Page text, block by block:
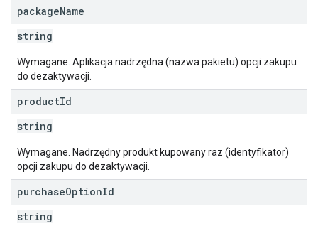
packageName
string
Wymagane. Aplikacja nadrzędna (nazwa pakietu) opcji zakupu
do dezaktywacji.
productId
string
Wymagane. Nadrzędny produkt kupowany raz (identyfikator)
opcji zakupu do dezaktywacji.
purchaseOptionId
string